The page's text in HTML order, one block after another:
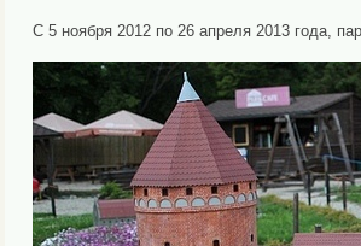
С 5 ноября 2012 по 26 апреля 2013 года,